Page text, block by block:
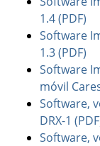
1.4 (PDF)
Software
1.3 (PDF)
Software
móvil
Software,
DRX-1
Software,